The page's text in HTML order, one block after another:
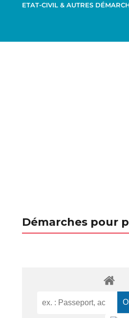
ETAT-CIVIL & AUTRES
Démarches pour